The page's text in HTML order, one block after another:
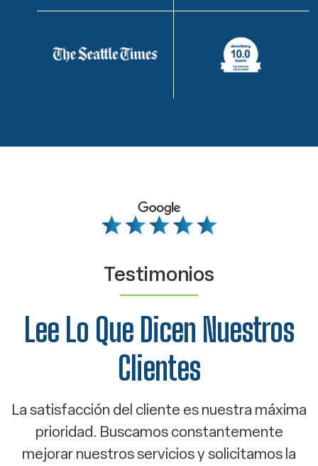
Testimonios
Lee Lo Que Dicen Nuestros
Clientes
La satisfacción del cliente es nuestra máxima
prioridad. Buscamos constantemente
mejorar nuestros servicios y solicitamos la